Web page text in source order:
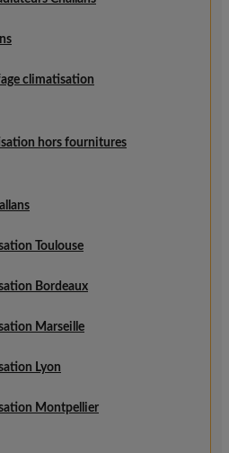
climatisation
hors fournitures
Toulouse
Bordeaux
Marseille
Lyon
Montpellier